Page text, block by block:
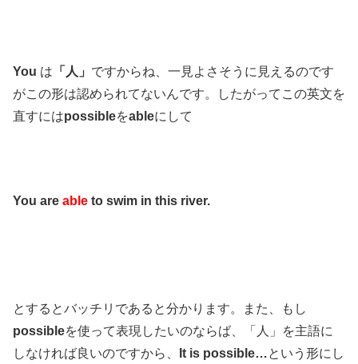
You は 「人」 ですからね、一見よさそうに見えるのです
がこの形は認められてないんです。したがってこの英文を
直すにはpossibleをableにして
You are able to swim in this river.
とするとバッチリであると分かります。また、もし
possibleを使って表現したいのならば、「人」を主語に
しなければ良いのですから、
It is possible…という形にし